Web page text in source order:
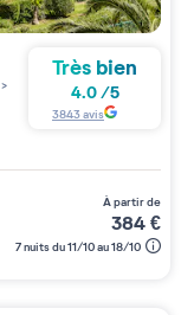
>
Très bien
4.0/5
3843avis
à partir de
384€
7 nuits du 11/10 au 18/10